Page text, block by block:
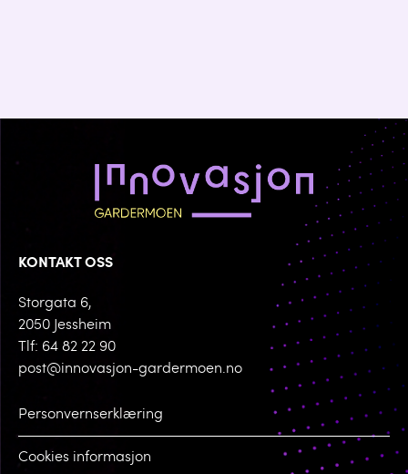
KONTAKT OSS
Storgata 6,
2050 Jessheim
Tlf: 64 82 22 90
post@innovasjon-gardermoen.no
Personvernserklæring
Cookies informasjon